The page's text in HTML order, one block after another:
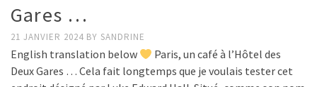
Gares …
21 JANVIER 2024 BY SANDRINE
English translation below
Paris, un café à l’Hôtel des
Deux Gares … Cela fait longtemps que je voulais tester cet